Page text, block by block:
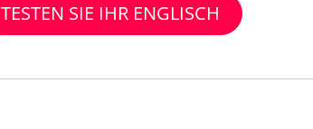
TESTEN SIE IHR ENGLISCH